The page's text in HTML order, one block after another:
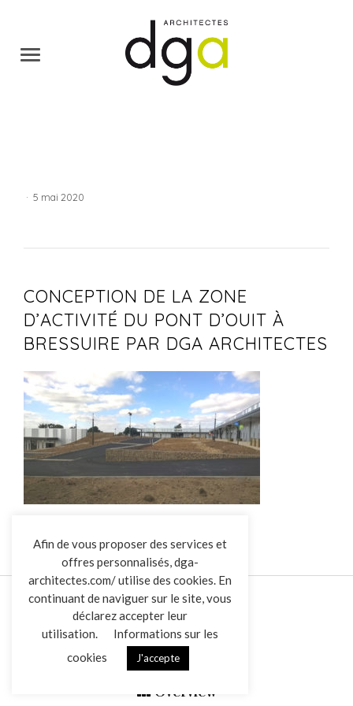
L’AGENCE
RÉALISATIONS
ACTUALITÉS
CONTACT
· 5 mai 2020
CONCEPTION DE LA ZONE
D’ACTIVITÉ DU PONT D’OUIT À
BRESSUIRE PAR DGA ARCHITECTES
Overview
Afin de vous proposer des services et
offres personnalisés, dga-
architectes.com/ utilise des cookies. En
continuant de naviguer sur le site, vous
déclarez accepter leur
utilisation.
Informations sur les
cookies
J'accepte